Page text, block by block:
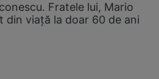
Fratele lui, Mario
din viață la doar 60 de ani